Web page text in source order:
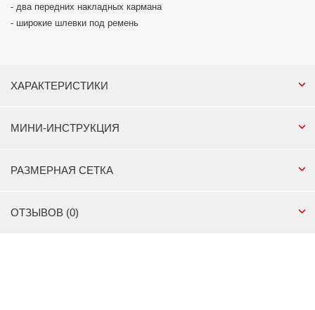
- два передних накладных кармана
- широкие шлевки под ремень
ХАРАКТЕРИСТИКИ
МИНИ-ИНСТРУКЦИЯ
РАЗМЕРНАЯ СЕТКА
ОТЗЫВОВ (0)